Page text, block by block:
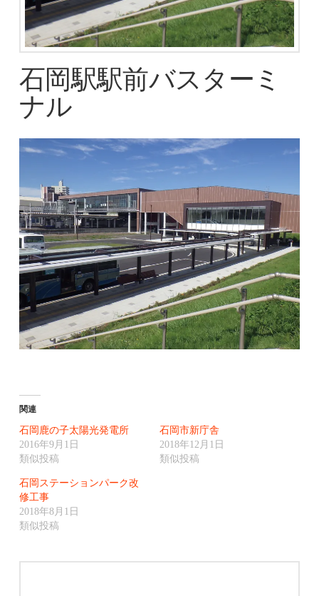
石岡駅駅前バスターミ
ナル
関連
石岡鹿の子太陽光発電所
2016年9月1日
類似投稿
石岡市新庁舎
2018年12月1日
類似投稿
石岡ステーションパーク改
修工事
2018年8月1日
類似投稿